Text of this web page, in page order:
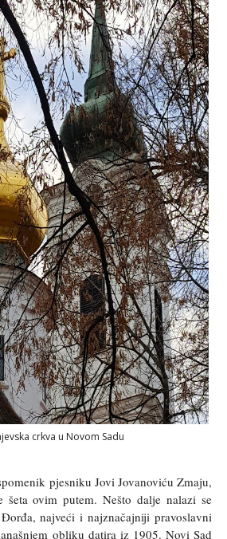
crkva u Novom Sadu
pjesniku Jovi Jovanoviću Zmaju,
ovim putem. Nešto dalje nalazi se
najveći i najznačajniji pravoslavni
obliku datira iz 1905. Novi Sad